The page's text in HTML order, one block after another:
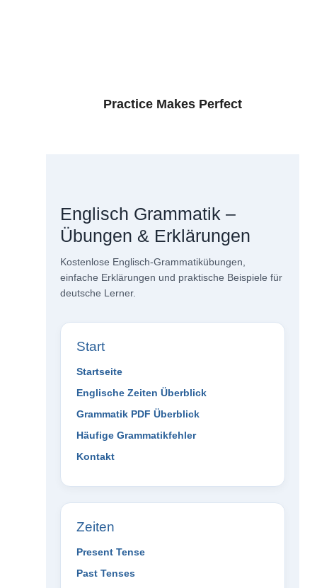
Practice Makes Perfect
Englisch Grammatik –
Übungen & Erklärungen
Kostenlose Englisch-Grammatikübungen,
einfache Erklärungen und praktische Beispiele für
deutsche Lerner.
Start
Startseite
Englische Zeiten Überblick
Grammatik PDF Überblick
Häufige Grammatikfehler
Kontakt
Zeiten
Present Tense
Past Tenses